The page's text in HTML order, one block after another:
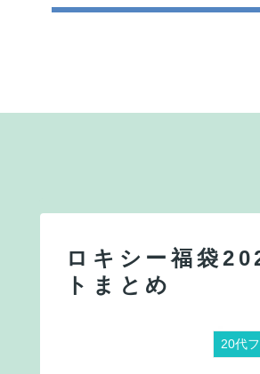
ロキシー福袋
トまとめ
20代